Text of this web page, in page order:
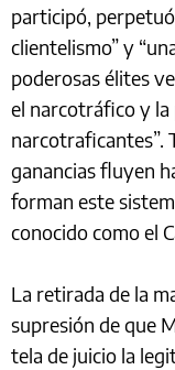
participó,
clientelismo” y
poderosas élites
el narcotráfico y la
narcotraficantes”.
ganancias fluyen
forman este
conocido como el
La retirada de la
supresión de que
tela de juicio la